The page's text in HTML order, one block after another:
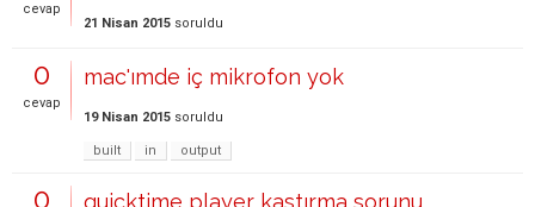
cevap
21 Nisan 2015 soruldu
0
cevap
mac'ımde iç mikrofon yok
19 Nisan 2015 soruldu
built in output
0 quicktime player kastırma sorunu